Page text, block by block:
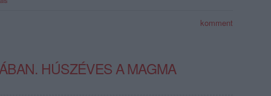
komment
HÚSZÉVES A MAGMA